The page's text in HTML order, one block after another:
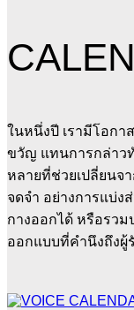
ในหนึ่งปี เรามีโอก
ขวัญ แทนการกล่าว
หลายที่ช่วยเปลี่ยนจ
จดจำ อย่างการแบ่
กางออกได้ หรือรว
ออกแบบที่คำนึงถึงผู้